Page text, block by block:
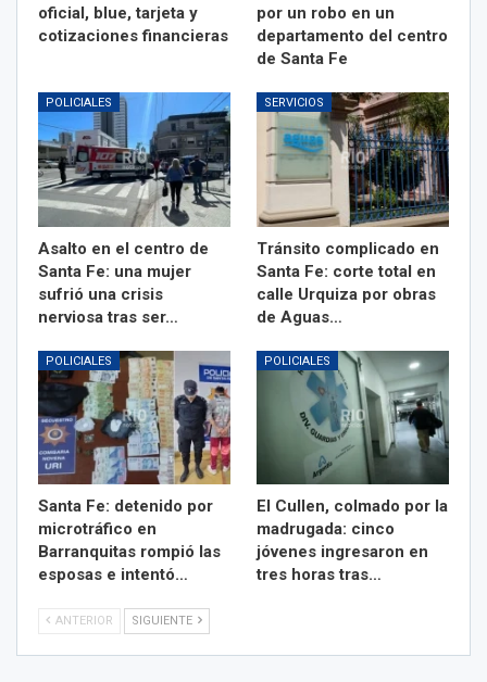
oficial, blue, tarjeta y
cotizaciones financieras
por un robo en un
departamento del centro
de Santa Fe
POLICIALES
Asalto en el centro de
Santa Fe: una mujer
sufrió una crisis
nerviosa tras ser…
SERVICIOS
Tránsito complicado en
Santa Fe: corte total en
calle Urquiza por obras
de Aguas…
POLICIALES
Santa Fe: detenido por
microtráfico en
Barranquitas rompió las
esposas e intentó…
POLICIALES
El Cullen, colmado por la
madrugada: cinco
jóvenes ingresaron en
tres horas tras…
ANTERIOR SIGUIENTE